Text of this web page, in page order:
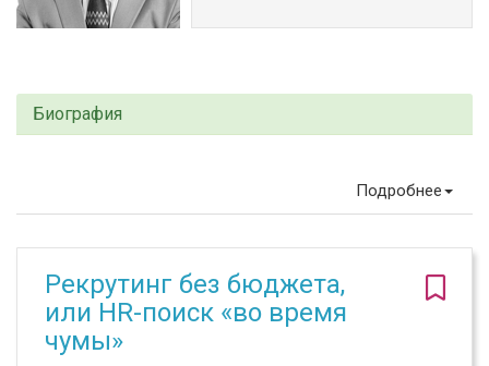
Биография
Подробнее
Рекрутинг без бюджета,
или HR-поиск «во время
чумы»